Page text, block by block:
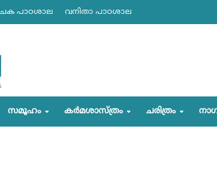
പാഠശാല വനിതാ പാഠശാല
സമൂഹം കര്‍മശാസ്ത്രം ചരിത്രം